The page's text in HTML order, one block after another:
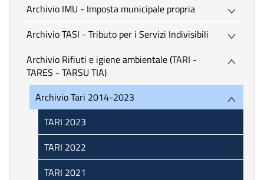
Archivio IMU - Imposta municipale propria
Archivio TASI - Tributo per i Servizi Indivisibili
Archivio Rifiuti e igiene ambientale (TARI -
TARES - TARSU TIA)
Archivio Tari 2014-2023
TARI 2023
TARI 2022
TARI 2021